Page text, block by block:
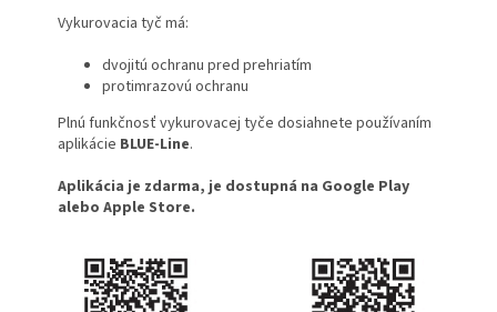
Vykurovacia tyč má:
dvojitú ochranu pred prehriatím
protimrazovú ochranu
Plnú funkčnosť vykurovacej tyče dosiahnete používaním
aplikácie BLUE-Line.
Aplikácia je zdarma, je dostupná na Google Play
alebo Apple Store.